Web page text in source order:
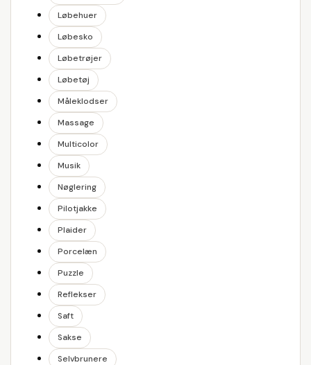
Løbehuer
Løbesko
Løbetrøjer
Løbetøj
Måleklodser
Massage
Multicolor
Musik
Nøglering
Pilotjakke
Plaider
Porcelæn
Puzzle
Reflekser
Saft
Sakse
Selvbrunere